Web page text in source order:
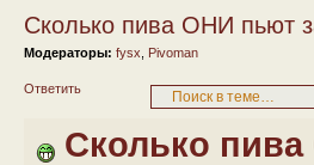
Сколько пива ОНИ пьют
Модераторы: fysx Pivoman
Ответить
Сколько